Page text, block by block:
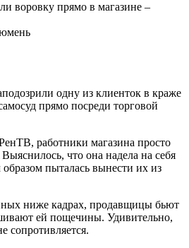
воровку прямо в магазине –
одну из клиенток в краже
прямо посреди торговой
работники магазина просто
Выяснилось, что она надела на себя
пыталась вынести их из
ниже кадрах, продавщицы бьют
ей пощечины. Удивительно,
сопротивляется.